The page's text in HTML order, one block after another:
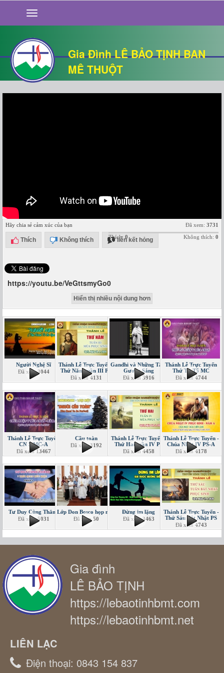
Gia Đình LÊ BẢO TỊNH BAN
MÊ THUỘT
GIỚI THIỆU
TIN TỨC
SỐNG ĐẠO
CHUYỆN NHÀ
QUÁN VĂN
Hãy chia sẻ cảm xúc của bạn
Thích Không thích liên kết hỏng
Đã xem: 3731
Thích: 0 Không thích: 0
https://youtu.be/VeGttsmyGo0
Hiển thị nhiều nội dung hơn
Người Nghệ Sĩ
Đã xem3044
Thánh Lễ Trực Tuyến -
Thứ Năm tuần III PS
Đã xem4131
Gandhi và Những Tấm
Gương Sáng
Đã xem3916
Thánh Lễ Trực Tuyến
Thứ Tư T5 MC
Đã xem4744
Thánh Lễ Trực Tuyến
CN 5 MC-A
Đã xem13467
Cầu toàn
Đã xem3192
Thánh Lễ Trực Tuyến -
Thứ Hai tuần IV PS
Đã xem4458
Thánh Lễ Trực Tuyến -
Chúa Nhật IV PS-A
Đã xem4178
Tư Duy Cùng Thắng
Đã xem5031
Lớp Don Bosco họp mặt
Đã xem 50
Đừng im lặng
Đã xem3463
Thánh Lễ Trực Tuyến -
Thứ Sáu Bát Nhật PS
Đã xem4743
Gia đình
LÊ BẢO TỊNH
https://lebaotinhbmt.com
https://lebaotinhbmt.net
LIÊN LẠC
Điện thoại: 0843 154 837